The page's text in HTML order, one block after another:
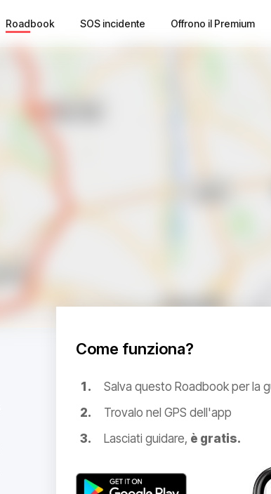
Roadbook SOS incidente Offrono il Premium
Come funziona?
Salva questo Roadbook per la
Trovalo nel GPS dell'app
Lasciati guidare, è gratis.